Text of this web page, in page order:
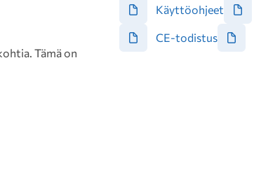
Tämä on
Käyttöohjeet
CE-todistus